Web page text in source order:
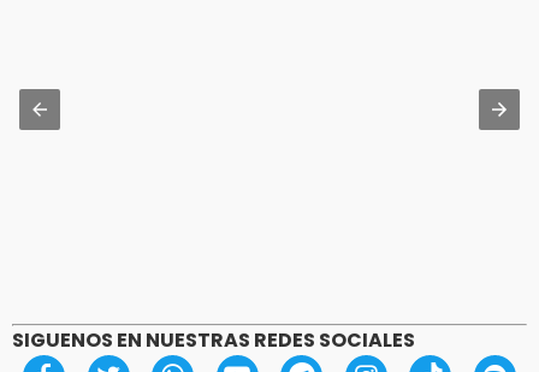
SIGUENOS EN NUESTRAS REDES SOCIALES